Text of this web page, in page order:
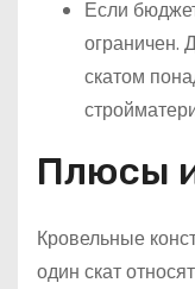
Если
ограничен.
скатом
Плюсы
Кровельные
один скат